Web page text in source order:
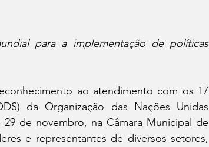
para a implementação de políticas
ao atendimento com os 17
da Organização das Nações Unidas
de novembro, na Câmara Municipal de
e representantes de diversos setores,